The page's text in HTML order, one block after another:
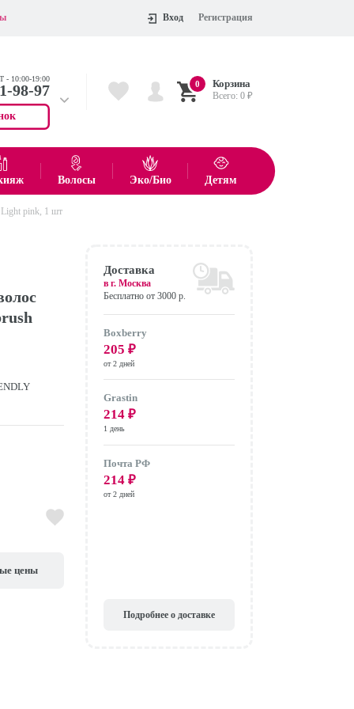
Вход Регистрация
- 10:00-19:00
98-97
55-75
0 Корзина
Всего:0 ₽
показать все товары
Волосы Эко/Био Детям
Light pink, 1 шт
цены
Доставка
в г.Москва
Бесплатно от 3000 р.
Boxberry
205 ₽
от 2 дней
Grastin
214 ₽
1 день
Почта РФ
214 ₽
от 2 дней
Подробнее о доставке